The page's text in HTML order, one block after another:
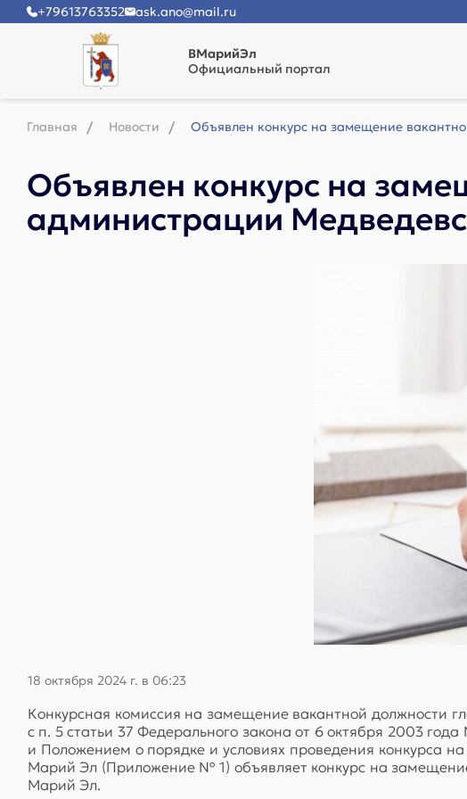
+79613763352 ask.ano@mail.ru
ВМарийЭл
Официальный портал
Главная Новости Объявлен конкурс на замещение
Объявлен конкурс на
администрации
18 октября 2024 г. в 06:23
Конкурсная комиссия на замещение вакантной должности
с п. 5 статьи 37 Федерального закона от 6 октября 2003
и Положением о порядке и условиях проведения конкурса
Марий Эл (Приложение № 1) объявляет конкурс на
Марий Эл.